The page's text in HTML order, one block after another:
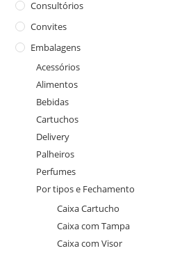
Consultórios
Convites
Embalagens
Acessórios
Alimentos
Bebidas
Cartuchos
Delivery
Palheiros
Perfumes
Por tipos e Fechamento
Caixa Cartucho
Caixa com Tampa
Caixa com Visor